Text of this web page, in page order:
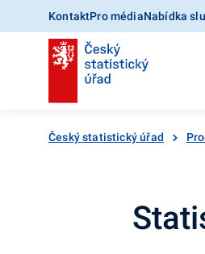
KontaktPro médiaNabídka
Český statistický úřad